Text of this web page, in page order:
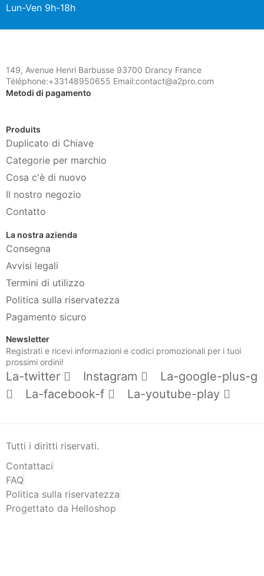
Lun-Ven 9h-18h
149, Avenue Henri Barbusse 93700 Drancy France
Téléphone:+33148950655 Email:contact@a2pro.com
Metodi di pagamento
Produits
Duplicato di Chiave
Categorie per marchio
Cosa c'è di nuovo
Il nostro negozio
Contatto
La nostra azienda
Consegna
Avvisi legali
Termini di utilizzo
Politica sulla riservatezza
Pagamento sicuro
Newsletter
Registrati e ricevi informazioni e codici promozionali per i tuoi
prossimi ordini!
La-twitter Instagram
La-google-plus-g
La-facebook-f
La-youtube-play
Tutti i diritti riservati.
Contattaci
FAQ
Politica sulla riservatezza
Progettato da Helloshop